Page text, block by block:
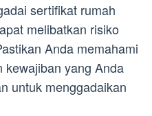
sertifikat rumah
melibatkan risiko
Anda memahami
kewajiban yang Anda
untuk menggadaikan